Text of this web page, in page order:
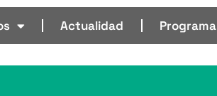
Actualidad Programa